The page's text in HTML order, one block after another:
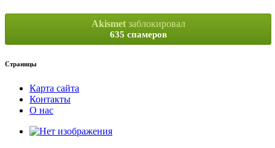
Akismetзаблокировал
635 спамеров
Страницы
Карта сайта
Контакты
О нас